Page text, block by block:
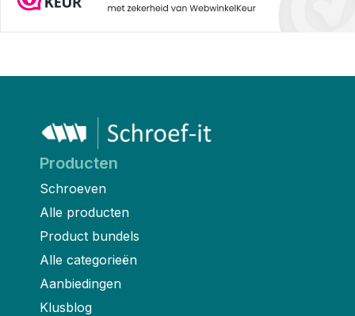
Producten
Schroeven
Alle producten
Product bundels
Alle categorieën
Aanbiedingen
Klusblog